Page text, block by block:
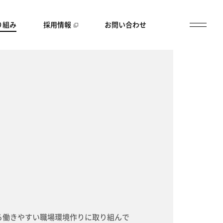
組み 採用情報 お問い合わせ
きやすい職場環境作りに取り組んで